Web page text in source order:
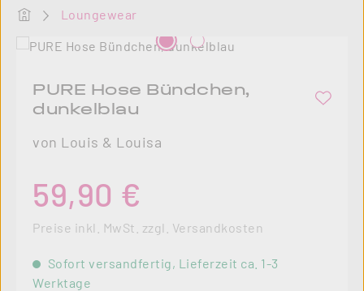
Startseite
Loungewear
Bildergalerie überspringen
PURE Hose Bündchen,
dunkelblau
von Louis & Louisa
59,90 €
Preise inkl. MwSt. zzgl. Versandkosten
Sofort versandfertig, Lieferzeit ca. 1-3
Werktage